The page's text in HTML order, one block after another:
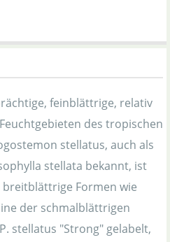
feinblättrige, relativ
des tropischen
stellatus, auch als
stellata bekannt, ist
Formen wie
der schmalblättrigen
stellatus "Strong" gelabelt,